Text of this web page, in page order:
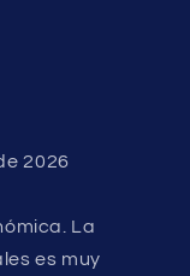
2026
La
es muy